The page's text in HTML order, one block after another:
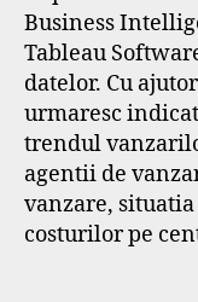
Business
Tableau
datelor. Cu
urmaresc
trendul
agentii de
vanzare,
costurilor pe